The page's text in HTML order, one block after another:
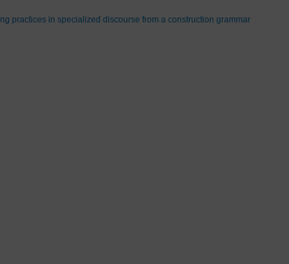
practices in specialized discourse from a construction grammar